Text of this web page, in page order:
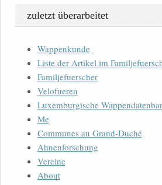
zuletzt überarbeitet
Wappenkunde
Liste der Artikel im
Familjefuerscher
Velofueren
Luxemburgische
Me
Communes au Grand-Duché
Ahnenforschung
Vereine
About